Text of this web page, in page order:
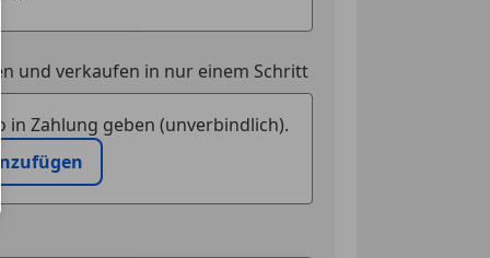
und verkaufen in nur einem Schritt
in Zahlung geben (unverbindlich).